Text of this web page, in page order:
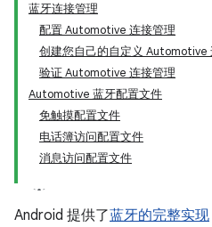
蓝牙连接管理
配置 Automotive 连接管理
创建您自己的自定义 Automotive
验证 Automotive 连接管理
Automotive 蓝牙配置文件
免触摸配置文件
电话簿访问配置文件
消息访问配置文件
Android 提供了蓝牙的完整实现